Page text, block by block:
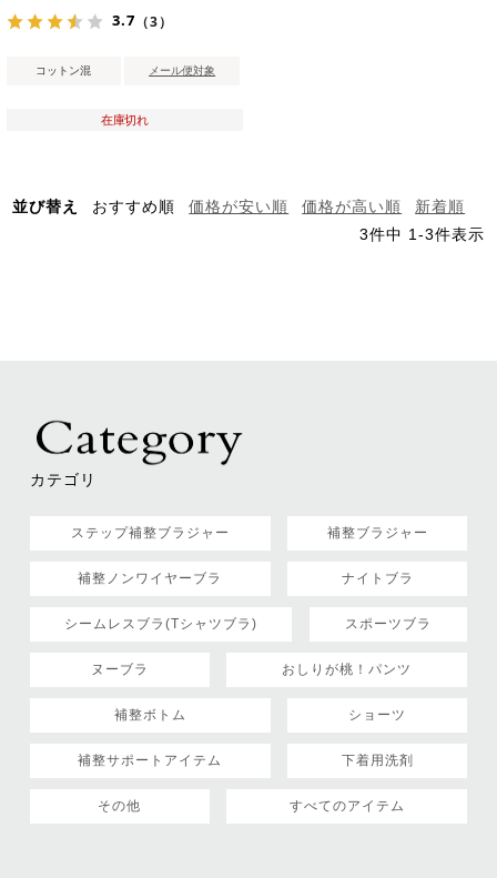
3.7 （3）
コットン混 メール便対象
在庫切れ
並び替え おすすめ順 価格が安い順 価格が高い順
新着順
3件中 1-3件表示
カテゴリ
ステップ補整ブラジャー 補整ブラジャー
補整ノンワイヤーブラ ナイトブラ
シームレスブラ(Tシャツブラ) スポーツブラ
ヌーブラ おしりが桃！パンツ
補整ボトム ショーツ
補整サポートアイテム 下着用洗剤
その他 すべてのアイテム